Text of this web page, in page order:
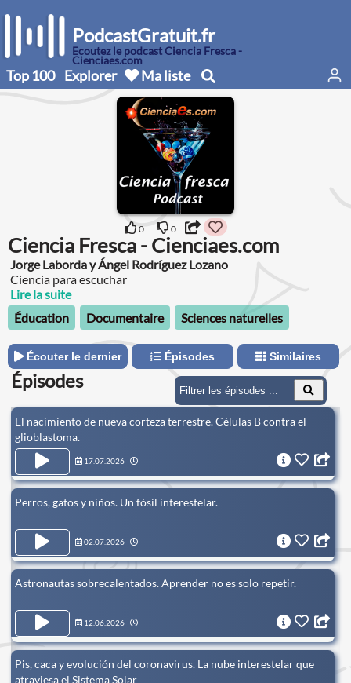
PodcastGratuit.fr
Écoutez le podcast Ciencia Fresca -
Cienciaes.com
Top 100 Explorer Ma liste
0 0
Ciencia Fresca - Cienciaes.com
Jorge Laborda y Ángel Rodríguez Lozano
Ciencia para escuchar
Lire la suite
Éducation
Documentaire Sciences naturelles
Écouter le dernier Épisodes Similaires
Épisodes
El nacimiento de nueva corteza terrestre. Células B contra el
glioblastoma.
17.07.2026
Perros, gatos y niños. Un fósil interestelar.
02.07.2026
Astronautas sobrecalentados. Aprender no es solo repetir.
12.06.2026
Pis, caca y evolución del coronavirus. La nube interestelar que
atraviesa el Sistema Solar